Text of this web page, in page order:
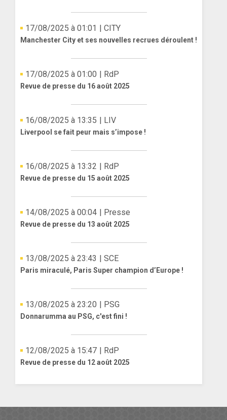
17/08/2025 à 01:01 | CITY
Manchester City et ses nouvelles recrues déroulent !
17/08/2025 à 01:00 | RdP
Revue de presse du 16 août 2025
16/08/2025 à 13:35 | LIV
Liverpool se fait peur mais s’impose !
16/08/2025 à 13:32 | RdP
Revue de presse du 15 août 2025
14/08/2025 à 00:04 | Presse
Revue de presse du 13 août 2025
13/08/2025 à 23:43 | SCE
Paris miraculé, Paris Super champion d’Europe !
13/08/2025 à 23:20 | PSG
Donnarumma au PSG, c'est fini !
12/08/2025 à 15:47 | RdP
Revue de presse du 12 août 2025